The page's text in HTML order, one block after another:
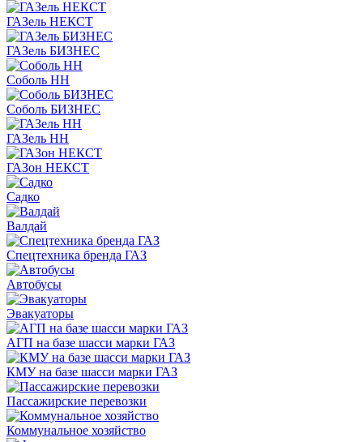
ГАЗель НЕКСТ
ГАЗель БИЗНЕС
Соболь НН
Соболь БИЗНЕС
ГАЗель НН
ГАЗон НЕКСТ
Садко
Валдай
Спецтехника бренда ГАЗ
Автобусы
Эвакуаторы
АГП на базе шасси марки ГАЗ
КМУ на базе шасси марки ГАЗ
Пассажирские перевозки
Коммунальное хозяйство